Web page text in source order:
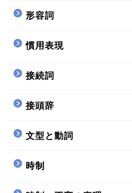
形容詞
慣用表現
接続詞
接頭辞
文型と動詞
時制